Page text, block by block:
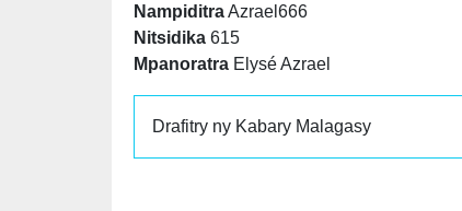
NampiditraAzrael666
Nitsidika 615
Mpanoratra Elysé Azrael
Drafitry ny Kabary Malagasy